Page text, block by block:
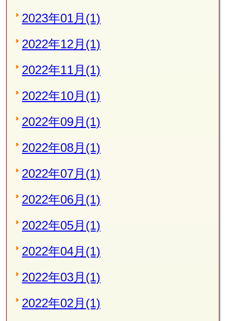
2023年01月(1)
2022年12月(1)
2022年11月(1)
2022年10月(1)
2022年09月(1)
2022年08月(1)
2022年07月(1)
2022年06月(1)
2022年05月(1)
2022年04月(1)
2022年03月(1)
2022年02月(1)